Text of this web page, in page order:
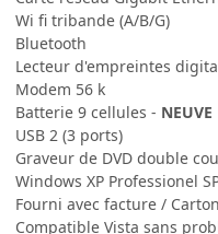
Wi fi tribande (A/B/G)
Bluetooth
Lecteur d'empreintes
Modem 56 k
Batterie 9 cellules - NEUVE
USB 2 (3 ports)
Graveur de DVD double
Windows XP Professionel
Fourni avec facture / Carton
Compatible Vista sans